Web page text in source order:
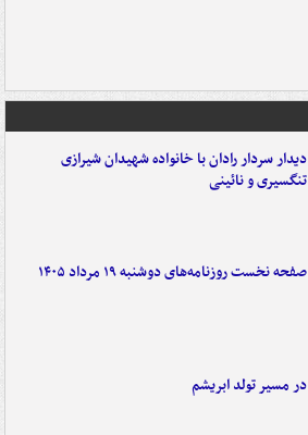
دیدار سردار رادان با خانواده‌ شهیدان شیرازی
تنگسیری و نائینی
صفحه نخست روزنامه‌های دوشنبه ۱۹ مرداد ۱۴۰۵
در مسیر تولد ابریشم